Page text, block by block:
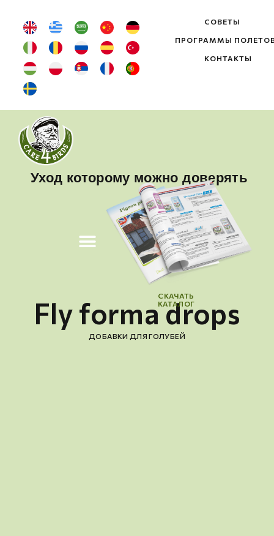
СОВЕТЫ
ПРОГРАММЫ
КОНТАКТЫ
Уход которому можно доверять
СКАЧАТЬ
КАТАЛОГ
Fly forma drops
ДОБАВКИ ДЛЯ ГОЛУБЕЙ